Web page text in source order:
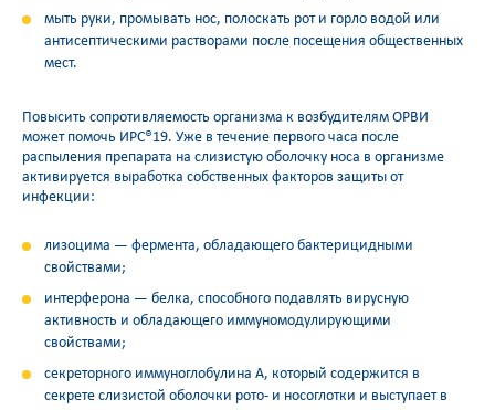
мыть руки, промывать нос, полоскать рот и горло водой или
антисептическими растворами после посещения общественных
мест.
Повысить сопротивляемость организма к возбудителям ОРВИ
может помочь ИРС®19. Уже в течение первого часа после
распыления препарата на слизистую оболочку носа в организме
активируется выработка собственных факторов защиты от
инфекции:
лизоцима — фермента, обладающего бактерицидными
свойствами;
интерферона — белка, способного подавлять вирусную
активность и обладающего иммуномодулирующими
свойствами;
секреторного иммуноглобулина А, который содержится в
секрете слизистой оболочки рото- и носоглотки и выступает в